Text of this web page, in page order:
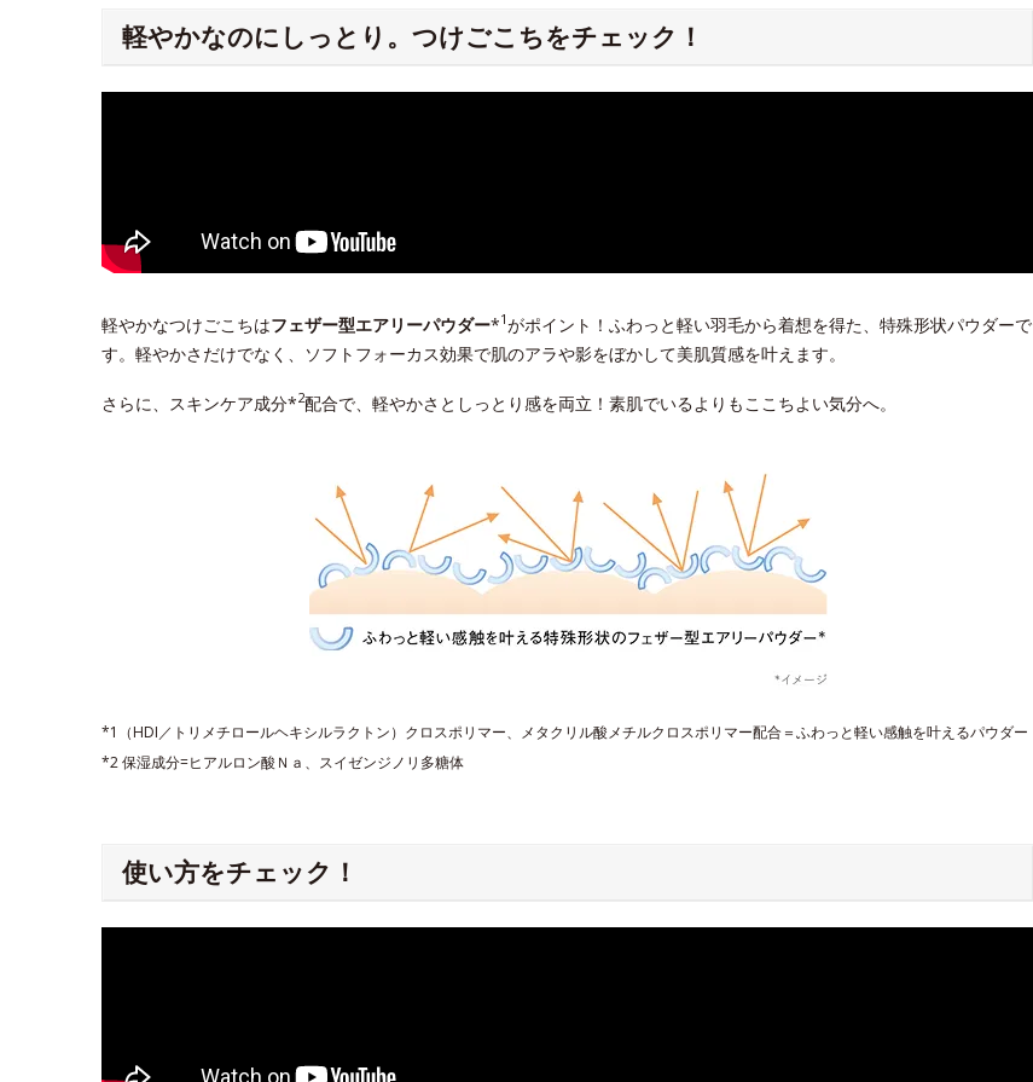
軽やかなのにしっとり。つけごこちをチェック！
軽やかなつけごこちはフェザー型エアリーパウダー*1がポイント！ふわっと軽い羽毛から着想を得た、特殊形状パウダーで
す。軽やかさだけでなく、ソフトフォーカス効果で肌のアラや影をぼかして美肌質感を叶えます。
さらに、スキンケア成分*2配合で、軽やかさとしっとり感を両立！素肌でいるよりもここちよい気分へ。
*1（HDI／トリメチロールヘキシルラクトン）クロスポリマー、メタクリル酸メチルクロスポリマー配合＝ふわっと軽い感触を叶えるパウダー
*2 保湿成分=ヒアルロン酸Ｎａ、スイゼンジノリ多糖体
使い方をチェック！